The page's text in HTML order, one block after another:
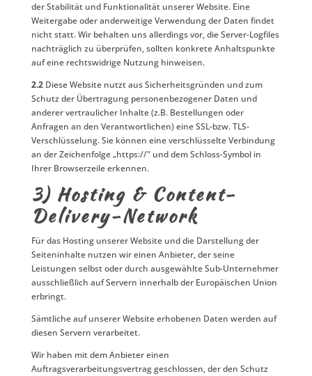
der Stabilität und Funktionalität unserer Website. Eine
Weitergabe oder anderweitige Verwendung der Daten findet
nicht statt. Wir behalten uns allerdings vor, die Server-Logfiles
nachträglich zu überprüfen, sollten konkrete Anhaltspunkte
auf eine rechtswidrige Nutzung hinweisen.
2.2Diese Website nutzt aus Sicherheitsgründen und zum
Schutz der Übertragung personenbezogener Daten und
anderer vertraulicher Inhalte (z.B. Bestellungen oder
Anfragen an den Verantwortlichen) eine SSL-bzw. TLS-
Verschlüsselung. Sie können eine verschlüsselte Verbindung
an der Zeichenfolge „https://" und dem Schloss-Symbol in
Ihrer Browserzeile erkennen.
3) Hosting & Content-
Delivery-Network
Für das Hosting unserer Website und die Darstellung der
Seiteninhalte nutzen wir einen Anbieter, der seine
Leistungen selbst oder durch ausgewählte Sub-Unternehmer
ausschließlich auf Servern innerhalb der Europäischen Union
erbringt.
Sämtliche auf unserer Website erhobenen Daten werden auf
diesen Servern verarbeitet.
Wir haben mit dem Anbieter einen
Auftragsverarbeitungsvertrag geschlossen, der den Schutz